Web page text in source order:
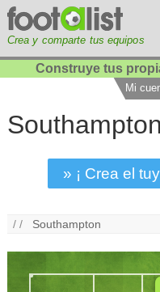
Crea y comparte tus equipos
Construye tus
Mi
» ¡ Crea el
/ / Southampton